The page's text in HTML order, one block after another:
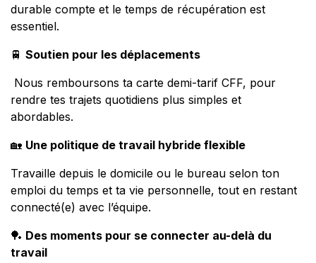
durable compte et le temps de récupération est
essentiel.
🚆 Soutien pour les déplacements
Nous remboursons ta carte demi-tarif CFF, pour
rendre tes trajets quotidiens plus simples et
abordables.
🏡 Une politique de travail hybride flexible
Travaille depuis le domicile ou le bureau selon ton
emploi du temps et ta vie personnelle, tout en restant
connecté(e) avec l’équipe.
🏓 Des moments pour se connecter au-delà du
travail